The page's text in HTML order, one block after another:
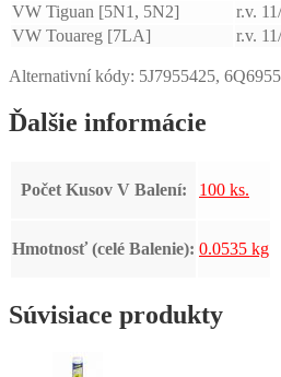
VW Tiguan [5N1, 5N2]
r.v.
VW Touareg [7LA]
r.v.
Alternativní kódy: 5J7955425,
Ďalšie informácie
Počet Kusov V Balení: 100 ks.
Hmotnosť (celé Balenie): 0.0535 kg
Súvisiace produkty